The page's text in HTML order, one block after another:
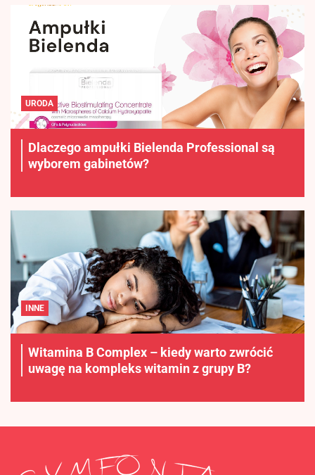
URODA
Dlaczego ampułki Bielenda Professional są
wyborem gabinetów?
INNE
Witamina B Complex – kiedy warto zwrócić
uwagę na kompleks witamin z grupy B?